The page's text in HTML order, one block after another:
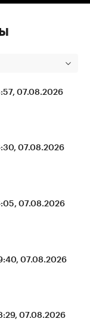
07.08.2026
07.08.2026
07.08.2026
07.08.2026
07.08.2026